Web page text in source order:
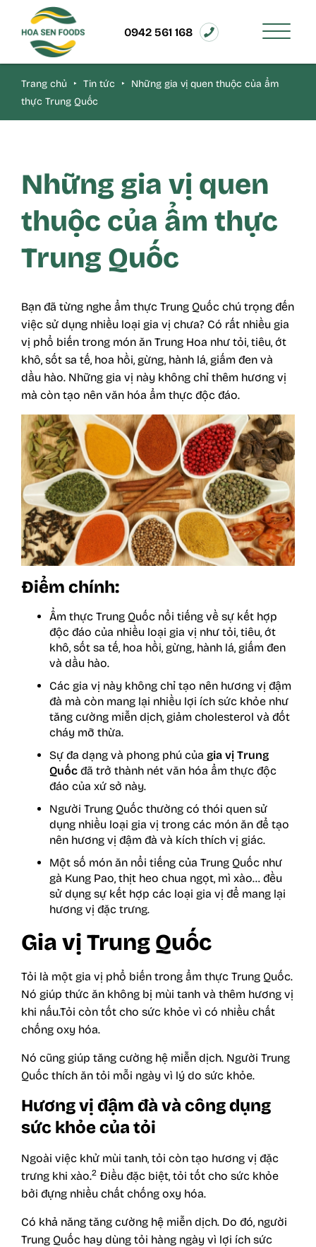
0942 561 168
Trang chủ ‣ Tin tức ‣ Những gia vị quen thuộc của ẩm
thực Trung Quốc
Những gia vị quen
thuộc của ẩm thực
Trung Quốc
Bạn đã từng nghe ẩm thực Trung Quốc chú trọng đến
việc sử dụng nhiều loại gia vị chưa? Có rất nhiều gia
vị phổ biến trong món ăn Trung Hoa như tỏi, tiêu, ớt
khô, sốt sa tế, hoa hồi, gừng, hành lá, giấm đen và
dầu hào. Những gia vị này không chỉ thêm hương vị
mà còn tạo nên văn hóa ẩm thực độc đáo.
Điểm chính:
Ẩm thực Trung Quốc nổi tiếng về sự kết hợp
độc đáo của nhiều loại gia vị như tỏi, tiêu, ớt
khô, sốt sa tế, hoa hồi, gừng, hành lá, giấm đen
và dầu hào.
Các gia vị này không chỉ tạo nên hương vị đậm
đà mà còn mang lại nhiều lợi ích sức khỏe như
tăng cường miễn dịch, giảm cholesterol và đốt
cháy mỡ thừa.
Sự đa dạng và phong phú của gia vị Trung
Quốc đã trở thành nét văn hóa ẩm thực độc
đáo của xứ sở này.
Người Trung Quốc thường có thói quen sử
dụng nhiều loại gia vị trong các món ăn để tạo
nên hương vị đậm đà và kích thích vị giác.
Một số món ăn nổi tiếng của Trung Quốc như
gà Kung Pao, thịt heo chua ngọt, mì xào… đều
sử dụng sự kết hợp các loại gia vị để mang lại
hương vị đặc trưng.
Gia vị Trung Quốc
Tỏi là một gia vị phổ biến trong ẩm thực Trung Quốc.
Nó giúp thức ăn không bị mùi tanh và thêm hương vị
khi nấu.Tỏi còn tốt cho sức khỏe vì có nhiều chất
chống oxy hóa.
Nó cũng giúp tăng cường hệ miễn dịch. Người Trung
Quốc thích ăn tỏi mỗi ngày vì lý do sức khỏe.
Hương vị đậm đà và công dụng
sức khỏe của tỏi
Ngoài việc khử mùi tanh, tỏi còn tạo hương vị đặc
trưng khi xào.2 Điều đặc biệt, tỏi tốt cho sức khỏe
bởi đựng nhiều chất chống oxy hóa.
Có khả năng tăng cường hệ miễn dịch. Do đó, người
Trung Quốc hay dùng tỏi hàng ngày vì lợi ích sức